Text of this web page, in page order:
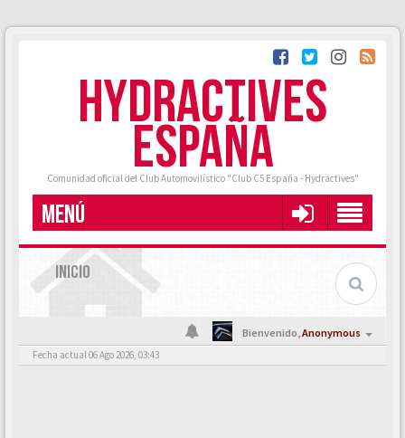
HYDRACTIVES
ESPAÑA
Comunidad oficial del Club Automovilístico "Club C5 España - Hydractives"
MENÚ
INICIO
Bienvenido,Anonymous
Fecha actual 06 Ago 2026, 03:43